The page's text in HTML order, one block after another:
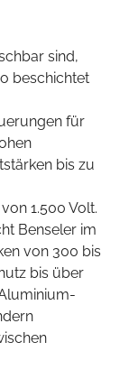
sind,
beschichtet
für
bis zu
1.500 Volt.
Benseler im
von 300 bis
bis über